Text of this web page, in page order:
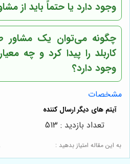
وجود دارد یا حتماً باید از
چگونه می‌توان یک
کاربلد را پیدا کرد و چه
وجود دارد؟
مشخصات
به این مقاله امتیاز بدهید :
تعداد بازدید : 513